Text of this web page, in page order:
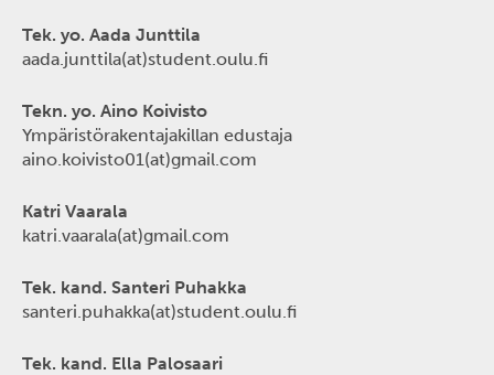
Tek. yo. Aada Junttila
aada.junttila(at)student.oulu.fi
Tekn. yo. Aino Koivisto
Ympäristörakentajakillan edustaja
aino.koivisto01(at)gmail.com
Katri Vaarala
katri.vaarala(at)gmail.com
Tek. kand. Santeri Puhakka
santeri.puhakka(at)student.oulu.fi
Tek. kand. Ella Palosaari